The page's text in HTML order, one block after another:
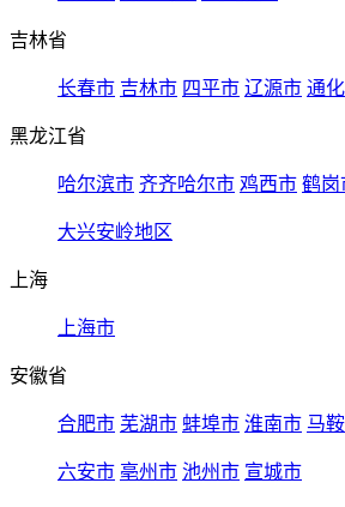
吉林省
长春市 吉林市 四平市 辽源市 通
黑龙江省
哈尔滨市 齐齐哈尔市 鸡西市 鹤岗
大兴安岭地区
上海
上海市
安徽省
合肥市 芜湖市 蚌埠市 淮南市 马
六安市 亳州市 池州市 宣城市